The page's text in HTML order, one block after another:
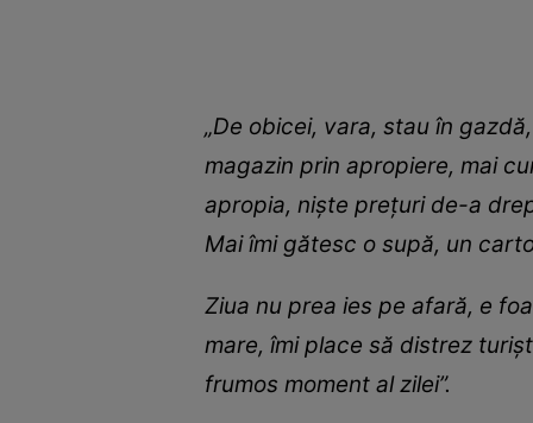
„De obicei, vara, stau în
magazin prin apropiere, mai
apropia, niște prețuri de-a
Mai îmi gătesc o supă, un
Ziua nu prea ies pe afară, e
mare, îmi place să distrez
frumos moment al zilei”.